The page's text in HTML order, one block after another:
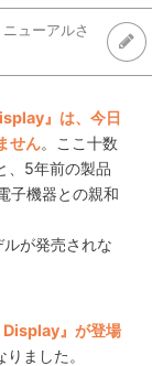
ューアルさ
』は、今日
せん。ここ十数
、5年前の製品
子機器との親和
が発売されな
』が登場
ました。